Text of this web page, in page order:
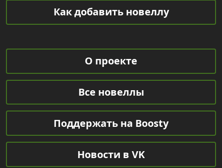
Как добавить новеллу
О проекте
Все новеллы
Поддержать на Boosty
Новости в VK